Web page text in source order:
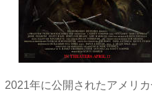
2021年に公開されたアメリ